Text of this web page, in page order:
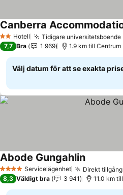
2 Stjärnor
Hotell Tidigare universitetsboende
Canberra
7,7 Bra 1 969 1.9 km till Centrum
Välj datum för att se exakta
4 StjärnorServicelägenhet Direkt
Abode GungahlinSe priser
8,3 Väldigt bra 3 941 11.0 km